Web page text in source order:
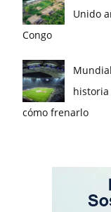
Unido
Congo
historia
cómo frenarlo